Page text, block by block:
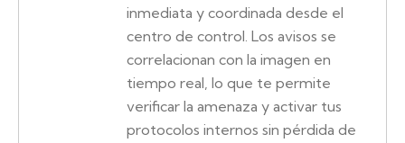
inmediata y coordinada desde el
centro de control. Los avisos se
correlacionan con la imagen en
tiempo real, lo que te permite
verificar la amenaza y activar tus
protocolos internos sin pérdida de